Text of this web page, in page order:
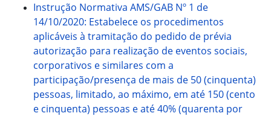
Instrução Normativa AMS/GAB Nº 1 de
14/10/2020: Estabelece os procedimentos
aplicáveis à tramitação do pedido de prévia
autorização para realização de eventos sociais,
corporativos e similares com a
participação/presença de mais de 50 (cinquenta)
pessoas, limitado, ao máximo, em até 150 (cento
e cinquenta) pessoas e até 40% (quarenta por